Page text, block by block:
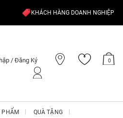
KHÁCH HÀNG DOANH NGHIỆP
/ Đăng Ký 0
PHẨM QUÀ TẶNG